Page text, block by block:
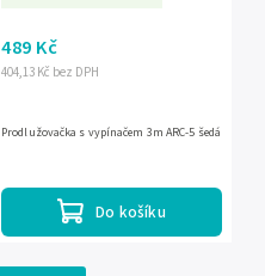
404,13 Kč bez DPH
489 Kč
Do košíku
Prodlužovačka s vypínačem 3m ARC-5 šedá